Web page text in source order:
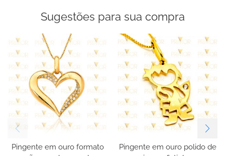
Sugestões para sua compra
Pingente em ouro formato
Pingente em ouro polido de